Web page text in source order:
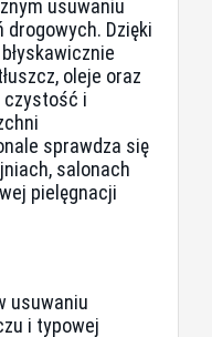
usuwaniu
Dzięki
oleje oraz
czystość i
sprawdza się
salonach
pielęgnacji
usuwaniu
i typowej